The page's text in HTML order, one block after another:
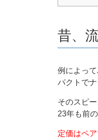
昔、
例によっ
パクトで
そのスピ
23年も前の
定価はペ